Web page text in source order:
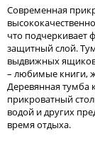
Современная
что подчеркивает
защитный слой.
выдвижных
– любимые книги,
Деревянная тумба
прикроватный
водой и других
время отдыха.